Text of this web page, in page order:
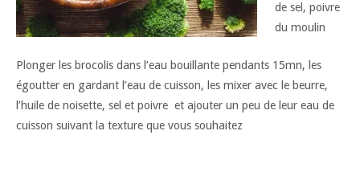
de sel, poivre
du moulin
Plonger les brocolis dans l’eau bouillante pendants 15mn, les
égoutter en gardant l’eau de cuisson, les mixer avec le beurre,
l’huile de noisette, sel et poivre et ajouter un peu de leur eau de
cuisson suivant la texture que vous souhaitez